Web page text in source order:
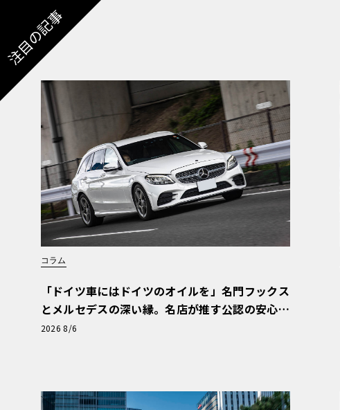
注目の記事
コラム
「ドイツ車にはドイツのオイルを」名門フックス
とメルセデスの深い縁。名店が推す公認の安心
と、Cクラスで味わうシルキーな走り〈PR〉
2026 8/6